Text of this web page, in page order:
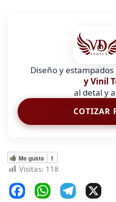
Diseño y
y Vinil
al detal y
COTIZAR
Me gusta 1
Visitas: 118
W